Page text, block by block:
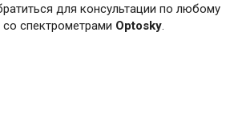
для консультации по любому
спектрометрами Optosky.